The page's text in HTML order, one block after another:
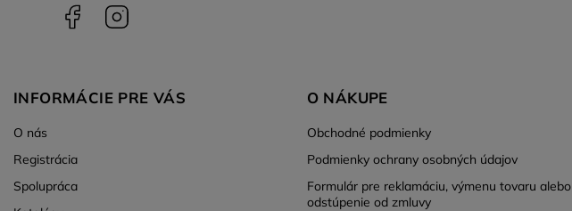
Facebook
INFORMÁCIE PRE VÁS
O nás
Registrácia
Spolupráca
O NÁKUPE
Obchodné podmienky
Podmienky ochrany osobných údajov
Formulár pre reklamáciu, výmenu tovaru alebo
odstúpenie od zmluvy